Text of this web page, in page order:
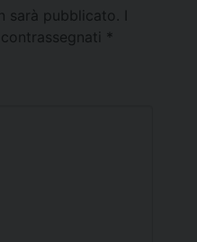
sarà pubblicato.
*